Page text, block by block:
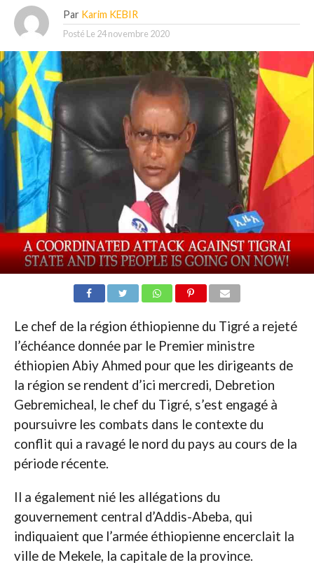
Par Karim KEBIR
Posté Le 24 novembre 2020
Le chef de la région éthiopienne du Tigré a rejeté
l’échéance donnée par le Premier ministre
éthiopien Abiy Ahmed pour que les dirigeants de
la région se rendent d’ici mercredi, Debretion
Gebremicheal, le chef du Tigré, s’est engagé à
poursuivre les combats dans le contexte du
conflit qui a ravagé le nord du pays au cours de la
période récente.
Il a également nié les allégations du
gouvernement central d’Addis-Abeba, qui
indiquaient que l’armée éthiopienne encerclait la
ville de Mekele, la capitale de la province.